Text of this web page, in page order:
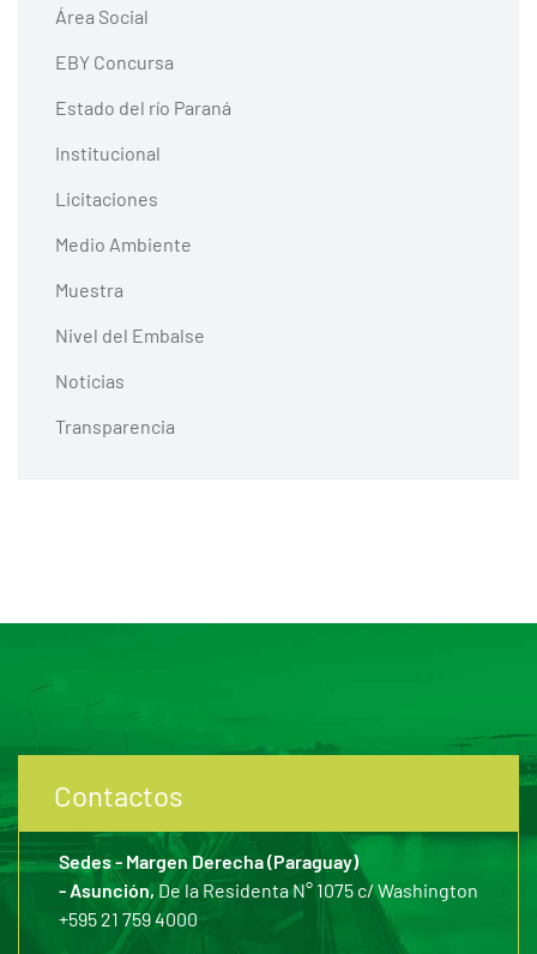
Área Social
EBY Concursa
Estado del río Paraná
Institucional
Licitaciones
Medio Ambiente
Muestra
Nivel del Embalse
Noticias
Transparencia
Contactos
Sedes - Margen Derecha (Paraguay)
- Asunción,De la Residenta N° 1075 c/ Washington
+595 21 759 4000